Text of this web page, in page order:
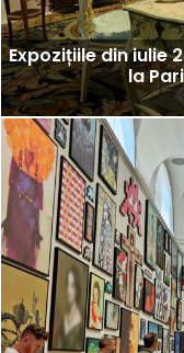
Expozițiile din iulie
la